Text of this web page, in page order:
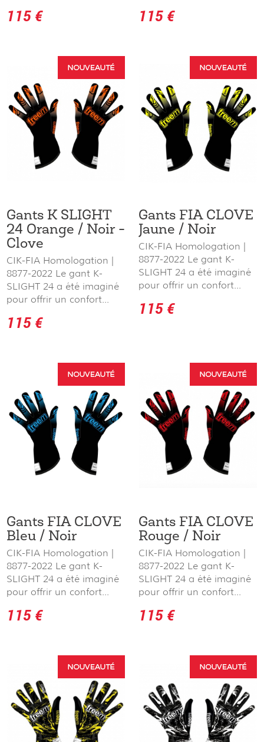
115 € 115 €
Gants K SLIGHT
24 Orange / Noir -
Clove
CIK-FIA Homologation |
8877-2022 Le gant K-
SLIGHT 24 a été imaginé
pour offrir un confort...
115 €
Gants FIA CLOVE
Jaune / Noir
CIK-FIA Homologation |
8877-2022 Le gant K-
SLIGHT 24 a été imaginé
pour offrir un confort...
115 €
Gants FIA CLOVE
Bleu / Noir
CIK-FIA Homologation |
8877-2022 Le gant K-
SLIGHT 24 a été imaginé
pour offrir un confort...
115 €
Gants FIA CLOVE
Rouge / Noir
CIK-FIA Homologation |
8877-2022 Le gant K-
SLIGHT 24 a été imaginé
pour offrir un confort...
115 €